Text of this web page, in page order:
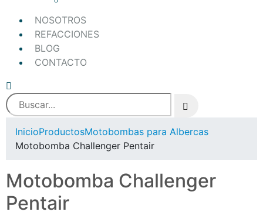
NOSOTROS
REFACCIONES
BLOG
CONTACTO
InicioProductosMotobombas para Albercas
Motobomba Challenger Pentair
Motobomba Challenger
Pentair